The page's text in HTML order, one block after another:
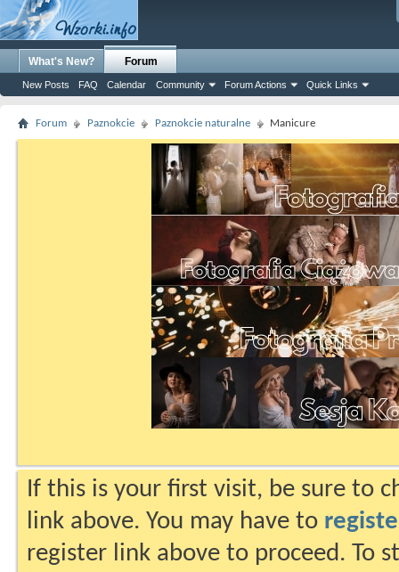
What's New? Forum
New Posts FAQ Calendar Community Forum Actions Quick Links
Forum Paznokcie Paznokcie naturalne Manicure
If this is your first visit, be sure to
link above. You may have to
register link above to proceed. To